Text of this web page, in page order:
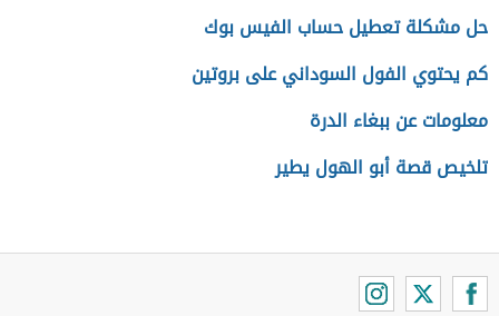
حل مشكلة تعطيل حساب الفيس بوك
كم يحتوي الفول السوداني على بروتين
معلومات عن ببغاء الدرة
تلخيص قصة أبو الهول يطير